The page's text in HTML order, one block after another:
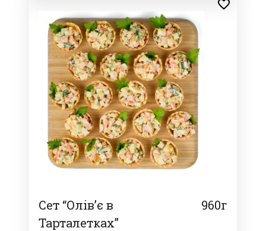
Сет “Олів’є в
Тарталетках”
960г